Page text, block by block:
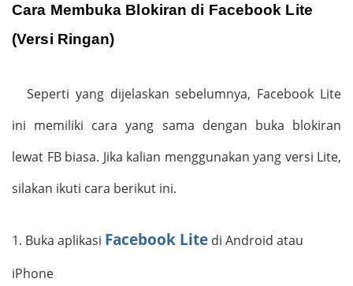
Cara Membuka Blokiran di Facebook Lite
(Versi Ringan)
Seperti yang dijelaskan sebelumnya, Facebook Lite
ini memiliki cara yang sama dengan buka blokiran
lewat FB biasa. Jika kalian menggunakan yang versi Lite,
silakan ikuti cara berikut ini.
1. Buka aplikasi Facebook Lite di Android atau
iPhone